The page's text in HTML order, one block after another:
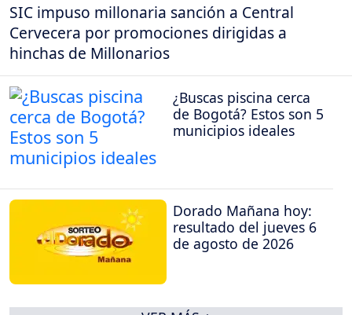
SIC impuso millonaria sanción a Central
Cervecera por promociones dirigidas a
hinchas de Millonarios
¿Buscas piscina cerca
de Bogotá? Estos son 5
municipios ideales
Dorado Mañana hoy:
resultado del jueves 6
de agosto de 2026